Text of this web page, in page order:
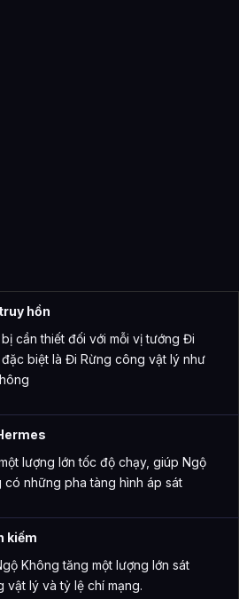
hồn
cần thiết đối với mỗi vị tướng Đi
biệt là Đi Rừng công vật lý như
lượng lớn tốc độ chạy, giúp Ngộ
có những pha tàng hình áp sát
kiếm
Không tăng một lượng lớn sát
vật lý và tỷ lệ chí mạng.